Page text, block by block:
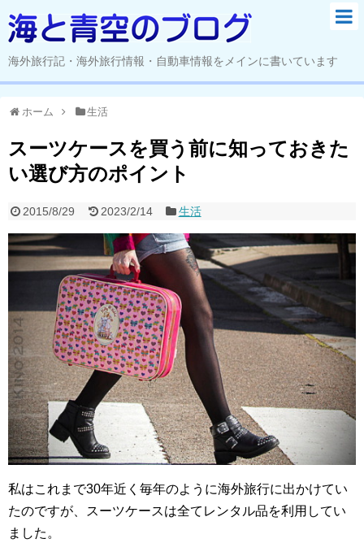
海外旅行記・海外旅行情報・自動車情報をメインに書いています
ホーム 生活
スーツケースを買う前に知っておきた
い選び方のポイント
2015/8/29 2023/2/14 生活
私はこれまで30年近く毎年のように海外旅行に出かけてい
たのですが、スーツケースは全てレンタル品を利用してい
ました。